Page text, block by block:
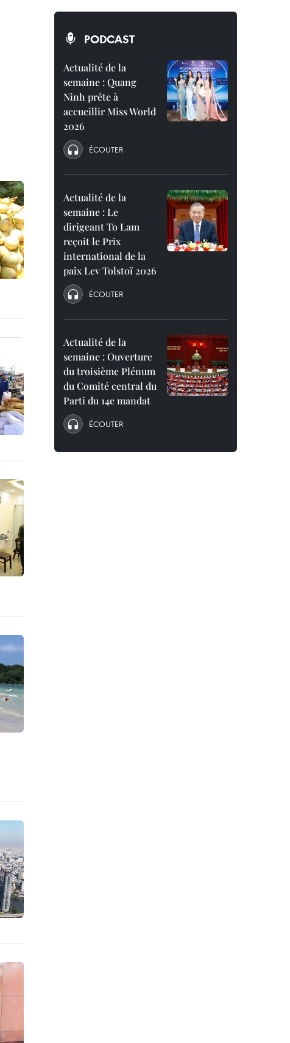
PODCAST
Actualité de la
semaine : Quang
Ninh prête à
accueillir Miss World
2026
ÉCOUTER
Actualité de la
semaine : Le
dirigeant To Lam
reçoit le Prix
international de la
paix Lev Tolstoï 2026
ÉCOUTER
Actualité de la
semaine : Ouverture
du troisième Plénum
du Comité central du
Parti du 14e mandat
ÉCOUTER